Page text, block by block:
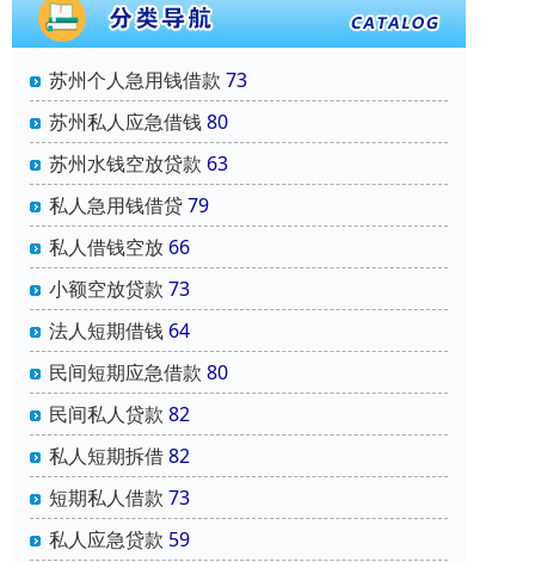
苏州个人急用钱借款 73
苏州私人应急借钱80
苏州水钱空放贷款 63
私人急用钱借贷79
私人借钱空放 66
小额空放贷款 73
法人短期借钱 64
民间短期应急借款 80
民间私人贷款 82
私人短期拆借82
短期私人借款 73
私人应急贷款 59